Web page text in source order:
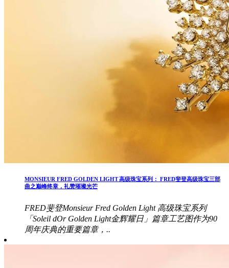
MONSIEUR FRED GOLDEN LIGHT 高级珠宝系列： FRED斐登高级珠宝三部
曲之巅峰终章，礼赞璀璨光芒
FRED斐登Monsieur Fred Golden Light 高级珠宝系列
「Soleil dOr Golden Light金辉耀日」篇章工艺图作为90
周年庆典的重要篇章，..